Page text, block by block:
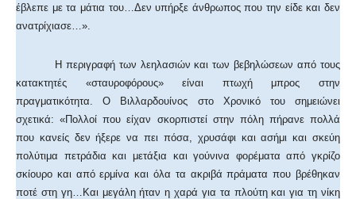
έβλεπε με τα μάτια του…Δεν υπήρξε άνθρωπος που την είδε και δεν
ανατρίχιασε…».
Η περιγραφή των λεηλασιών και των βεβηλώσεων από τους
κατακτητές «σταυροφόρους» είναι πτωχή μπρος στην
πραγματικότητα. Ο Βιλλαρδουίνος στο Χρονικό του σημειώνει
σχετικά: «Πολλοί που είχαν σκορπιστεί στην πόλη πήρανε πολλά
που κανείς δεν ήξερε να πει πόσα, χρυσάφι και ασήμι και σκεύη
πολύτιμα πετράδια και μετάξια και γούνινα φορέματα από γκρίζο
σκίουρο και από ερμίνα και όλα τα ακριβά πράματα που βρέθηκαν
ποτέ στη γη…Και μεγάλη ήταν η χαρά για τα πλούτη και για τη νίκη